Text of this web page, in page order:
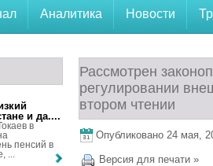
Аналитика Новости
Рассмотрен
регулировании
втором чтении
Опубликовано 24 мая,
Версия для печати »
и да....
в
пенсий в
...